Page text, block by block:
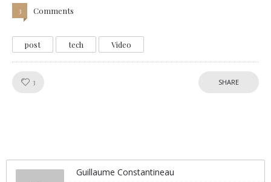
3 Comments
post tech Video
3 SHARE
Guillaume Constantineau